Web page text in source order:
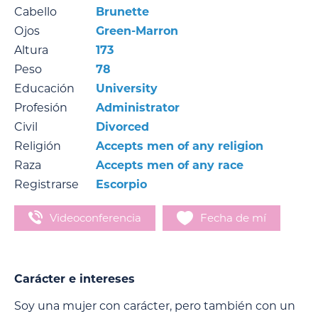
Cabello
Brunette
Ojos
Green-Marron
Altura
173
Peso
78
Educación
University
Profesión
Administrator
Civil
Divorced
Religión
Accepts men of any religion
Raza
Accepts men of any race
Registrarse
Escorpio
Videoconferencia Fecha de mí
Carácter e intereses
Soy una mujer con carácter, pero también con un